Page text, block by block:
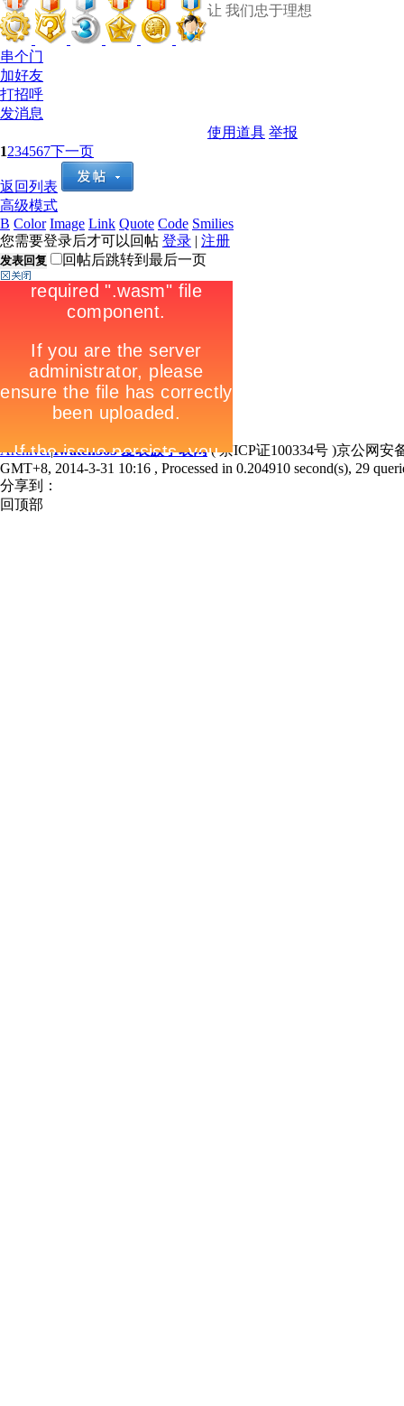
串个门
加好友
打招呼
发消息
让 我们忠于理想
使用道具 举报
1234567下一页
返回列表
高级模式
B Color Image Link Quote Code Smilies
您需要登录后才可以回帖 登录 | 注册
发表回复 回帖后跳转到最后一页
Archiver|Iwatch365 爱表族手表网( 京ICP证100334号 )京公网安
GMT+8, 2014-3-31 10:16 , Processed in 0.204910 second(s), 29
分享到：
回顶部